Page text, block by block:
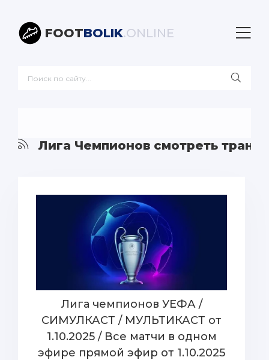
FOOTBOLIK.ONLINE
Лига Чемпионов смотреть
Лига чемпионов УЕФА /
СИМУЛКАСТ / МУЛЬТИКАСТ от
1.10.2025 / Все матчи в одном
эфире прямой эфир от 1.10.2025